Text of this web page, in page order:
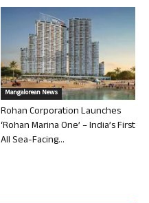
Mangalorean News
Rohan Corporation Launches
‘Rohan Marina One’ – India’s First
All Sea-Facing...